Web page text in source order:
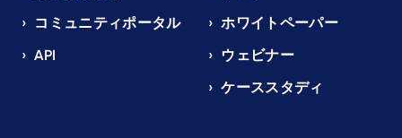
コミュニティポータル
API
ホワイトペーパー
ウェビナー
ケーススタディ